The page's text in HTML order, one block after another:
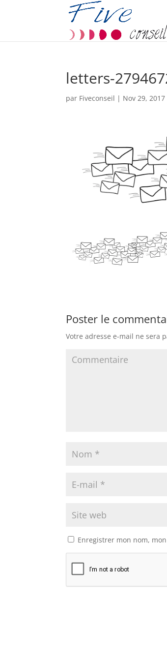
letters-
par Fiveconseil | Nov 29, 2017
Poster le
Votre adresse e-mail ne sera
Enregistrer mon nom,